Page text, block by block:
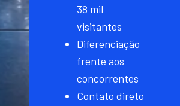
38 mil
visitantes
Diferenciação
frente aos
concorrentes
Contato direto